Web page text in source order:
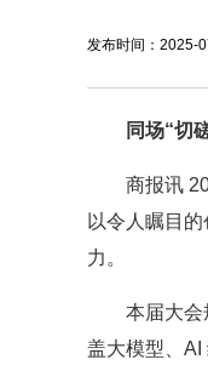
发布时间：2025-
同场“切
商报讯
以令人瞩目
力。
本届大会
盖大模型、AI